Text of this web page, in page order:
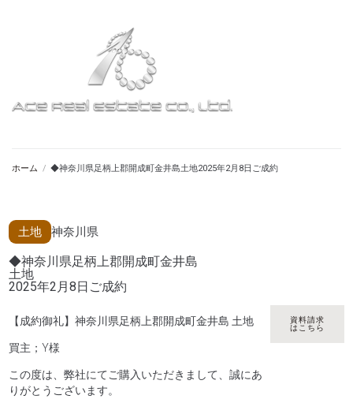
ホーム / ◆神奈川県足柄上郡開成町金井島土地2025年2月8日ご成約
土地 神奈川県
◆神奈川県足柄上郡開成町金井島
土地
2025年2月8日ご成約
【成約御礼】神奈川県足柄上郡開成町金井島 土地
買主；Y様
この度は、弊社にてご購入いただきまして、誠にあ
りがとうございます。
資料請求
はこちら